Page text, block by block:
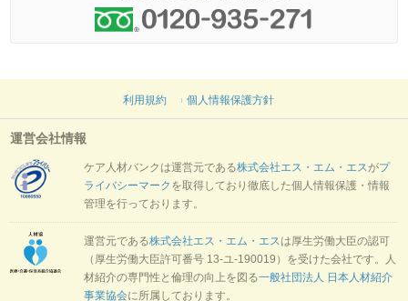
利用規約 個人情報保護方針
運営会社情報
ケア人材バンクは運営元である株式会社エス・エム・エスがプ
ライバシーマーク を取得しており徹底した個人情報保護・情報
管理を行っております。
運営元である株式会社エス・エム・エスは厚生労働大臣の認可
（厚生労働大臣許可番号 13-ユ-190019）を受けた会社です。人
材紹介の専門性と倫理の向上を図る一般社団法人 日本人材紹介
事業協会に所属しております。